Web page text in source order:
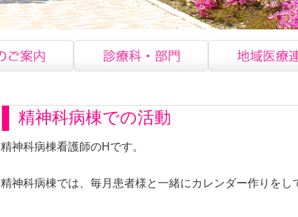
精神科病棟での活動
精神科病棟看護師のHです。
精神科病棟では、毎月患者様と一緒にカレンダー作りをし